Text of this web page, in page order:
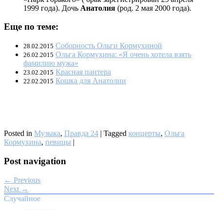
1999 года). Дочь Анатолия (род. 2 мая 2000 года).
Еще по теме:
28.02.2015 Соборность Ольги Кормухиной
26.02.2015 Ольга Кормухина: «Я очень хотела взять
фамилию мужа»
23.02.2015 Красная пантера
22.02.2015 Кошка для Анатолии
Posted in Музыка, Правда 24 | Tagged концерты, Ольга
Кормухина, певицы |
Post navigation
← Previous
Next →
Случайное